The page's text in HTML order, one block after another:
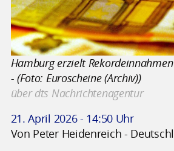
Hamburg erzielt
- (Foto: Euroscheine (Archiv))
über dts Nachrichtenagentur
21. April 2026 - 14:50 Uhr
Von Peter Heidenreich -